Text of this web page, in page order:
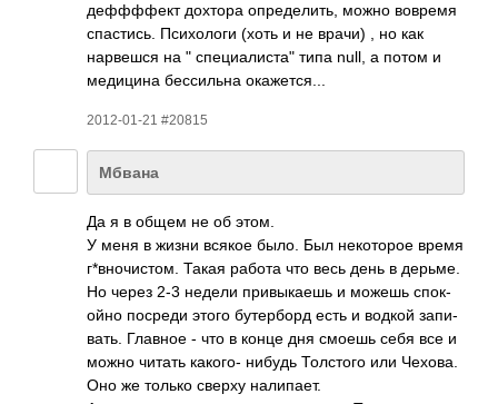
дефф­ффект дохтора опре­дели­ть, можно вовремя
спас­тись. Псих­ологи (хоть и не врачи) , но как
нарв­ешся на " специалиста" типа null, а потом и
меди­цина бесс­ильна окаж­ется­...
2012-01-21 #20815
Мбвана
Да я в общем не об этом.
У меня в жизни всякое было. Был неко­торое время
г*вн­очис­том. Такая работа что весь день в дерьме.
Но через 2-3 недели прив­ыкаешь и можешь спок­
ойно посреди этого буте­рборд есть и водкой запи­
вать. Главное - что в конце дня смоешь себя все и
можно читать какого- нибудь Толс­того или Чехова.
Оно же только сверху нали­пает.